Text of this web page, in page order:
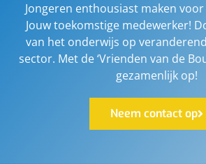
Jongeren enthousiast maken
Jouw toekomstige medewerker!
van het onderwijs op
sector. Met de ‘Vrienden van de
gezamenlijk op!
Neem contact op